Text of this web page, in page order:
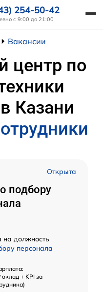
254-50-42
с 9:00 до 21:00
Вакансии
центр по
в Казани
Открыта
подбору
на должность
персонала
+ KPI за